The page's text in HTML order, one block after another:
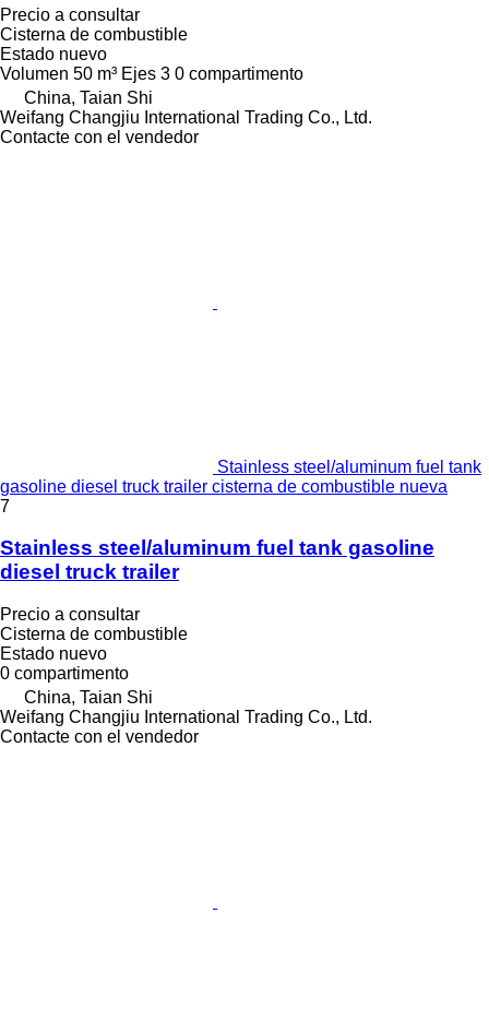
Precio a consultar
Cisterna de combustible
Estado nuevo
Volumen 50 m³ Ejes 3 0 compartimento
China, Taian Shi
Weifang Changjiu International Trading Co., Ltd.
Contacte con el vendedor
Stainless steel/aluminum fuel tank
gasoline diesel truck trailer cisterna de combustible nueva
7
Stainless steel/aluminum fuel tank gasoline
diesel truck trailer
Precio a consultar
Cisterna de combustible
Estado nuevo
0 compartimento
China, Taian Shi
Weifang Changjiu International Trading Co., Ltd.
Contacte con el vendedor